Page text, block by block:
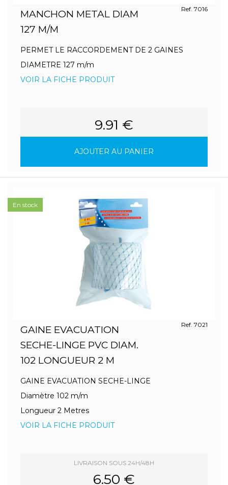
MANCHON METAL DIAM
127 M/M
Ref. 7016
PERMET LE RACCORDEMENT DE 2 GAINES
DIAMETRE 127 m/m
VOIR LA FICHE PRODUIT
9.91 €
AJOUTER AU PANIER
GAINE EVACUATION
SECHE-LINGE PVC DIAM.
102 LONGUEUR 2 M
Ref. 7021
GAINE EVACUATION SECHE-LINGE
Diamètre 102 m/m
Longueur 2 Metres
VOIR LA FICHE PRODUIT
LIVRAISON SOUS 24H/48H
6.50 €
En stock